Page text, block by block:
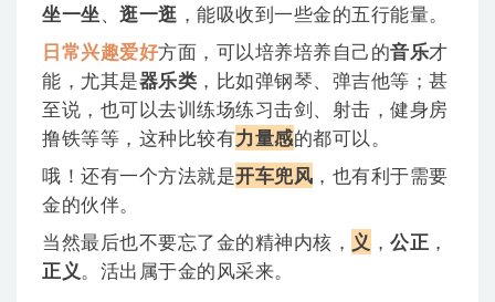
坐一坐、 逛一逛 ，能吸收到一些金的五行能量。
日常兴趣爱好方面，可以培养培养自己的音乐才
能，尤其是器乐类 ，比如弹钢琴、弹吉他等；甚
至说，也可以去训练场练习击剑、射击，健身房
撸铁等等，这种比较有力量感的都可以。
哦！还有一个方法就是开车兜风 ，也有利于需要
金的伙伴。
当然最后也不要忘了金的精神内核， 义 ， 公正 ，
正义。活出属于金的风采来。